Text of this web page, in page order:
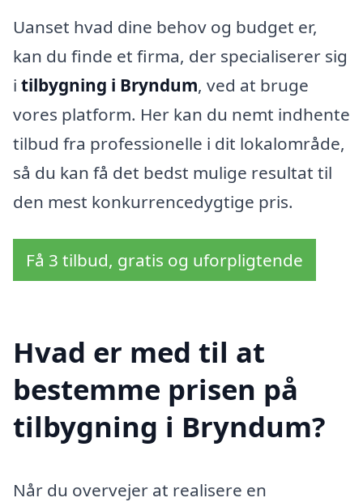
Uanset hvad dine behov og budget er,
kan du finde et firma, der specialiserer sig
i tilbygning i Bryndum, ved at bruge
vores platform. Her kan du nemt indhente
tilbud fra professionelle i dit lokalområde,
så du kan få det bedst mulige resultat til
den mest konkurrencedygtige pris.
Få 3 tilbud, gratis og uforpligtende
Hvad er med til at
bestemme prisen på
tilbygning i Bryndum?
Når du overvejer at realisere en